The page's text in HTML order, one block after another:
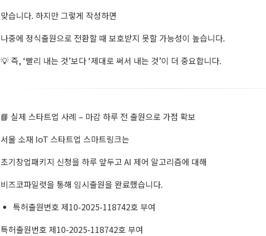
맞습니다. 하지만 그렇게 작성하면
나중에 정식출원으로 전환할 때 보호받지 못할 가능성이 높습니다.
💡 즉, ‘빨리 내는 것’보다 ‘제대로 써서 내는 것’이 더 중요합니다.
📘 실제 스타트업 사례 – 마감 하루 전 출원으로 가점 확보
서울 소재 IoT 스타트업 스마트링크는
초기창업패키지 신청을 하루 앞두고 AI 제어 알고리즘에 대해
비즈코파일럿을 통해 임시출원을 완료했습니다.
특허출원번호 제10-2025-118742호 부여
특허출원번호 제10-2025-118742호 부여